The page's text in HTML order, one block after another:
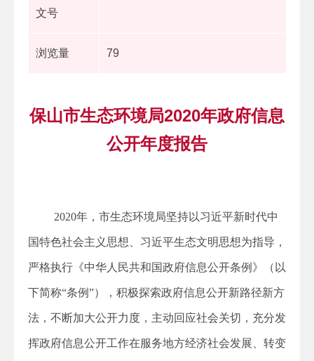
文号
浏览量 79
保山市生态环境局2020年政府信息
公开年度报告
2020年，市生态环境局坚持以习近平新时代中
国特色社会主义思想、习近平生态文明思想为指导，
严格执行《中华人民共和国政府信息公开条例》（以
下简称“条例”），积极探索政府信息公开新路径新方
法，不断加大公开力度，主动回应社会关切，充分发
挥政府信息公开工作在服务地方经济社会发展、转变